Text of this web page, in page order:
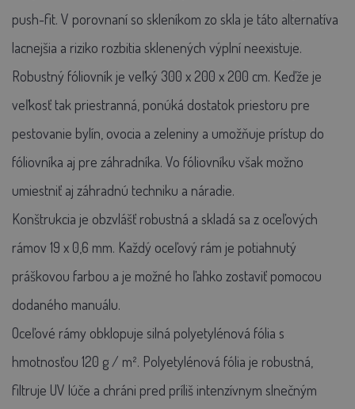
push-fit. V porovnaní so skleníkom zo skla je táto alternatíva
lacnejšia a riziko rozbitia sklenených výplní neexistuje.
Robustný fóliovník je veľký 300 x 200 x 200 cm. Keďže je
veľkosť tak priestranná, ponúká dostatok priestoru pre
pestovanie bylín, ovocia a zeleniny a umožňuje prístup do
fóliovníka aj pre záhradníka. Vo fóliovníku však možno
umiestniť aj záhradnú techniku a náradie.
Konštrukcia je obzvlášť robustná a skladá sa z oceľových
rámov 19 x 0,6 mm. Každý oceľový rám je potiahnutý
práškovou farbou a je možné ho ľahko zostaviť pomocou
dodaného manuálu.
Oceľové rámy obklopuje silná polyetylénová fólia s
hmotnosťou 120 g / m². Polyetylénová fólia je robustná,
filtruje UV lúče a chráni pred príliš intenzívnym slnečným